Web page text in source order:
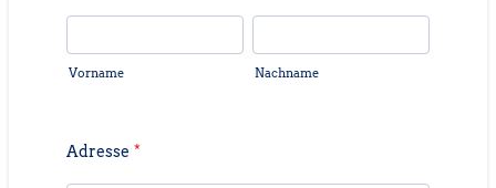
Vorname Nachname
Adresse *